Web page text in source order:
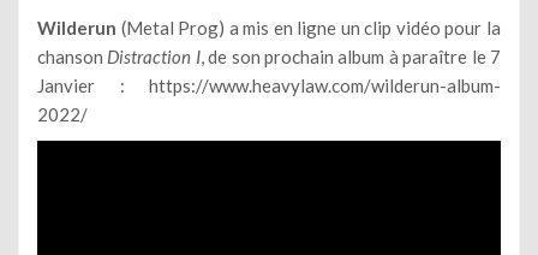
Wilderun (Metal Prog) a mis en ligne un clip vidéo pour la
chanson Distraction I, de son prochain album à paraître le 7
Janvier : https://www.heavylaw.com/wilderun-album-
2022/